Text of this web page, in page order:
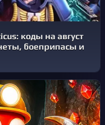
коды на август
боеприпасы и